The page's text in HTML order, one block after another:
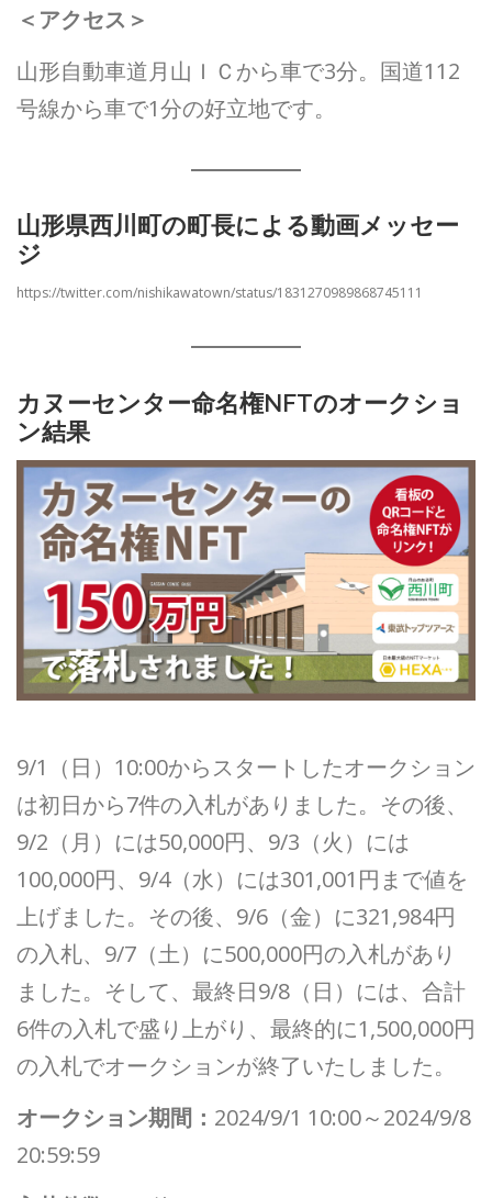
＜アクセス＞
山形自動車道月山ＩＣから車で3分。国道112
号線から車で1分の好立地です。
山形県西川町の町長による動画メッセー
ジ
https://twitter.com/nishikawatown/status/1831270989868745111
カヌーセンター命名権NFTのオークショ
ン結果
9/1（日）10:00からスタートしたオークション
は初日から7件の入札がありました。その後、
9/2（月）には50,000円、9/3（火）には
100,000円、9/4（水）には301,001円まで値を
上げました。その後、9/6（金）に321,984円
の入札、9/7（土）に500,000円の入札があり
ました。そして、最終日9/8（日）には、合計
6件の入札で盛り上がり、最終的に1,500,000円
の入札でオークションが終了いたしました。
オークション期間： 2024/9/1 10:00～2024/9/8
20:59:59